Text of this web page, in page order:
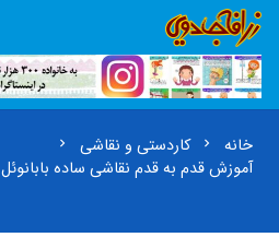
خانه chevron_right کاردستی و نقاشی chevron_right
آموزش قدم به قدم نقاشی ساده بابانوئل